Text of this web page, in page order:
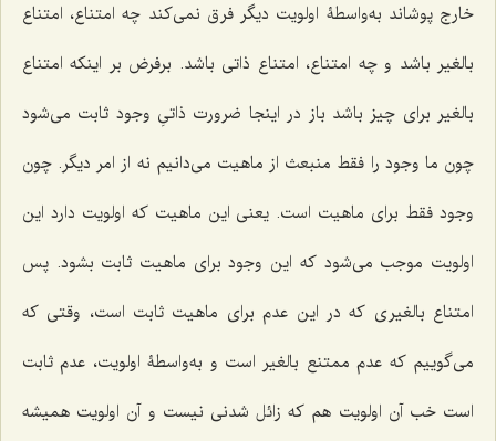
خارج پوشاند به‌واسطۀ اولویت دیگر فرق نمی‌کند چه امتناع، امتناع
بالغیر باشد و چه امتناع، امتناع ذاتی باشد. برفرض بر اینکه امتناع
بالغیر برای چیز باشد باز در اینجا ضرورت ذاتیِ وجود ثابت می‌شود
چون ما وجود را فقط منبعث از ماهیت می‌دانیم نه از امر دیگر. چون
وجود فقط برای ماهیت است. یعنی این ماهیت که اولویت دارد این
اولویت موجب می‌شود که این وجود برای ماهیت ثابت بشود. پس
امتناع بالغیری که در این عدم برای ماهیت ثابت است، وقتی که
می‌گوییم که عدم ممتنع بالغیر است و به‌واسطۀ اولویت، عدم ثابت
است خب آن اولویت هم که زائل شدنی نیست و آن اولویت همیشه